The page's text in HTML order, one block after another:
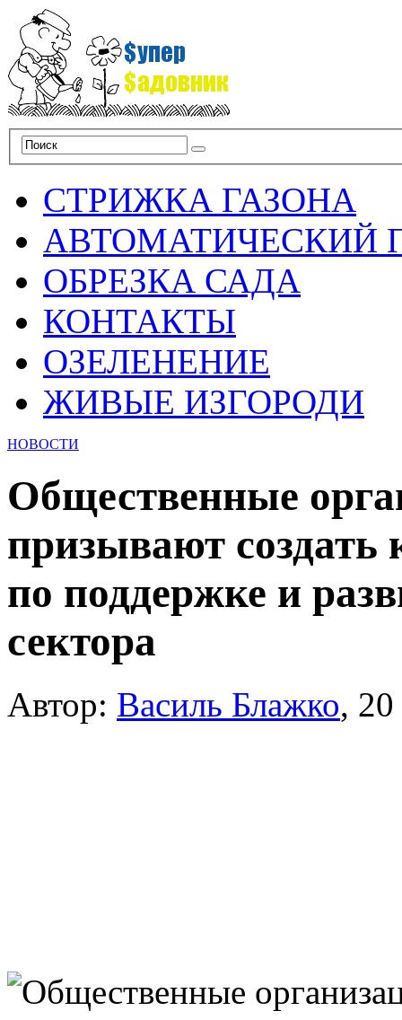
СТРИЖКА ГАЗОНА
АВТОМАТИЧЕСКИЙ
ОБРЕЗКА САДА
КОНТАКТЫ
ОЗЕЛЕНЕНИЕ
ЖИВЫЕ ИЗГОРОДИ
НОВОСТИ
Общественные
призывают
по поддержке и
сектора
Автор: Василь Блажко,